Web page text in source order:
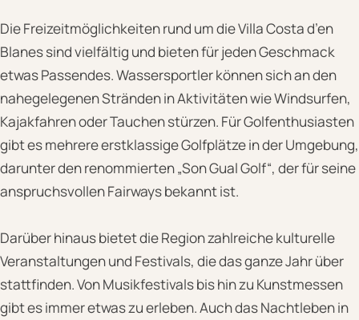
Die Freizeitmöglichkeiten rund um die Villa Costa d’en
Blanes sind vielfältig und bieten für jeden Geschmack
etwas Passendes. Wassersportler können sich an den
nahegelegenen Stränden in Aktivitäten wie Windsurfen,
Kajakfahren oder Tauchen stürzen. Für Golfenthusiasten
gibt es mehrere erstklassige Golfplätze in der Umgebung,
darunter den renommierten „Son Gual Golf“, der für seine
anspruchsvollen Fairways bekannt ist.
Darüber hinaus bietet die Region zahlreiche kulturelle
Veranstaltungen und Festivals, die das ganze Jahr über
stattfinden. Von Musikfestivals bis hin zu Kunstmessen
gibt es immer etwas zu erleben. Auch das Nachtleben in